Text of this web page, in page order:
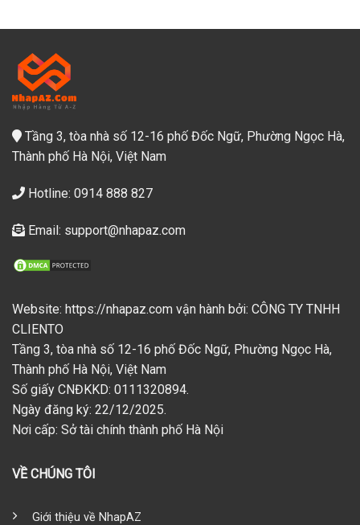
Tầng 3, tòa nhà số 12-16 phố Đốc Ngữ, Phường Ngọc Hà,
Thành phố Hà Nội, Việt Nam
Hotline: 0914 888 827
Email: support@nhapaz.com
Website: https://nhapaz.com vận hành bởi: CÔNG TY TNHH
CLIENTO
Tầng 3, tòa nhà số 12-16 phố Đốc Ngữ, Phường Ngọc Hà,
Thành phố Hà Nội, Việt Nam
Số giấy CNĐKKD: 0111320894.
Ngày đăng ký: 22/12/2025.
Nơi cấp: Sở tài chính thành phố Hà Nội
VỀ CHÚNG TÔI
Giới thiệu về NhapAZ